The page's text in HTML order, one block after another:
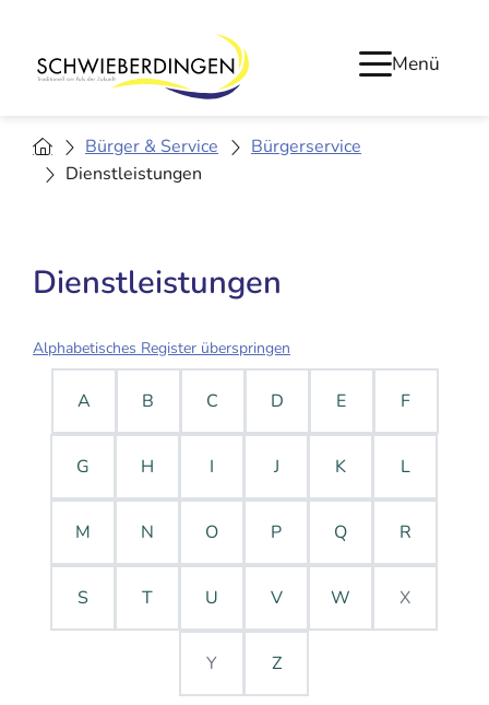
Menü
Bürger & Service
Bürgerservice
Dienstleistungen
Dienstleistungen
Alphabetisches Register überspringen
A B C D E F
G H I J K L
M N O P Q R
S T U V W X
Y Z